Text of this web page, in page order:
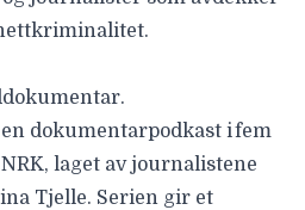
dokumentarpodkast i fem
laget av journalistene
Tjelle. Serien gir et